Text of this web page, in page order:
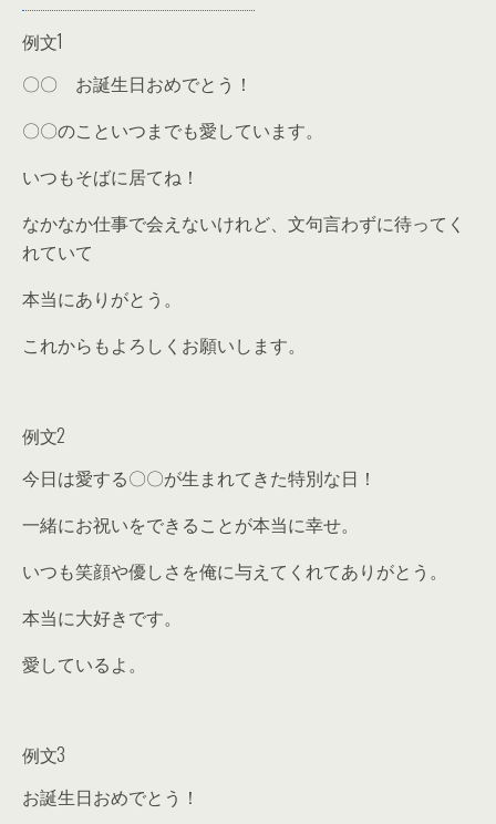
例文1
〇〇 お誕生日おめでとう！
〇〇のこといつまでも愛しています。
いつもそばに居てね！
なかなか仕事で会えないけれど、文句言わずに待ってく
れていて
本当にありがとう。
これからもよろしくお願いします。
例文2
今日は愛する〇〇が生まれてきた特別な日！
一緒にお祝いをできることが本当に幸せ。
いつも笑顔や優しさを俺に与えてくれてありがとう。
本当に大好きです。
愛しているよ。
例文3
お誕生日おめでとう！